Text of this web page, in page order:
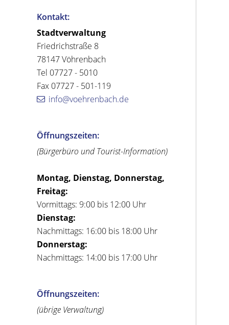
Kontakt:
Stadtverwaltung
Friedrichstraße 8
78147 Vöhrenbach
Tel 07727 - 5010
Fax 07727 - 501-119
info@voehrenbach.de
Öffnungszeiten:
(Bürgerbüro und Tourist-Information)
Montag, Dienstag, Donnerstag,
Freitag:
Vormittags: 9:00 bis 12:00 Uhr
Dienstag:
Nachmittags: 16:00 bis 18:00 Uhr
Donnerstag:
Nachmittags: 14:00 bis 17:00 Uhr
Öffnungszeiten:
(übrige Verwaltung)